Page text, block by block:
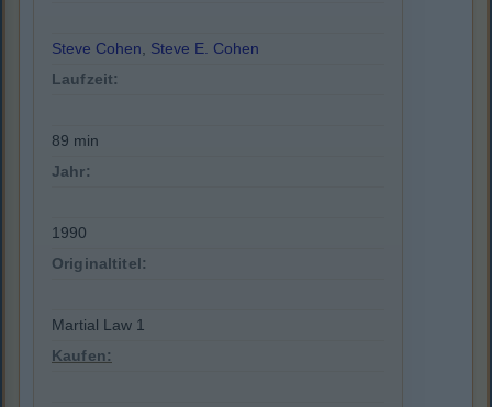
Steve Cohen, Steve E. Cohen
Laufzeit:
89 min
Jahr:
1990
Originaltitel:
Martial Law 1
Kaufen: